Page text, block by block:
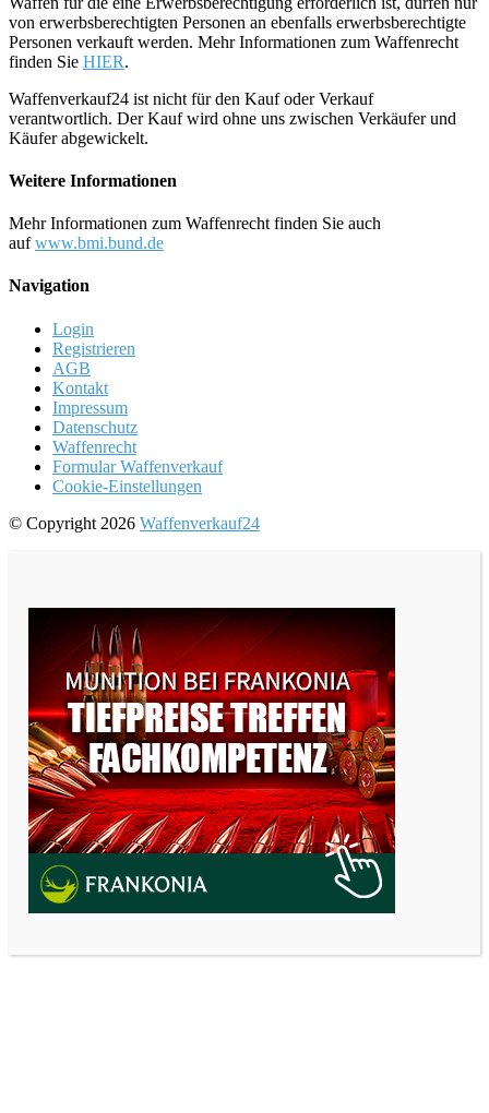
von erwerbsberechtigten Personen an ebenfalls erwerbsberechtigte
Personen verkauft werden. Mehr Informationen zum Waffenrecht
finden Sie HIER.
Waffenverkauf24 ist nicht für den Kauf oder Verkauf
verantwortlich. Der Kauf wird ohne uns zwischen Verkäufer und
Käufer abgewickelt.
Weitere Informationen
Mehr Informationen zum Waffenrecht finden Sie auch
aufwww.bmi.bund.de
Navigation
Login
Registrieren
AGB
Kontakt
Impressum
Datenschutz
Waffenrecht
Formular Waffenverkauf
Cookie-Einstellungen
© Copyright 2026 Waffenverkauf24